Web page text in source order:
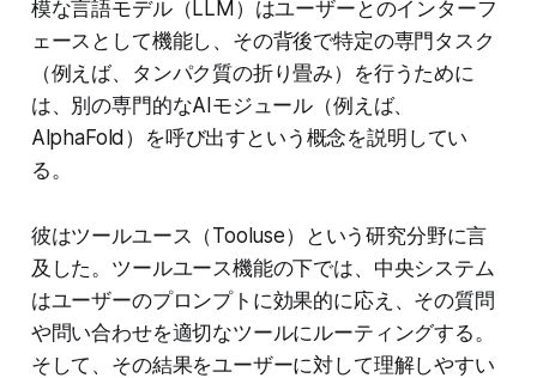
模な言語モデル（LLM）はユーザーとのインターフ
ェースとして機能し、その背後で特定の専門タスク
（例えば、タンパク質の折り畳み）を行うために
は、別の専門的なAIモジュール（例えば、
AlphaFold）を呼び出すという概念を説明してい
る。
彼はツールユース（Tooluse）という研究分野に言
及した。ツールユース機能の下では、中央システム
はユーザーのプロンプトに効果的に応え、その質問
や問い合わせを適切なツールにルーティングする。
そして、その結果をユーザーに対して理解しやすい